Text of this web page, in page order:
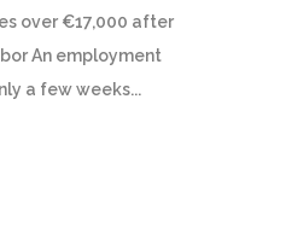
over €17,000 after
An employment
a few weeks...